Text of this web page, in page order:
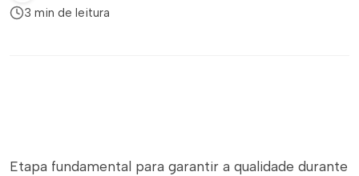
3 min de leitura
Etapa fundamental para garantir a qualidade durante